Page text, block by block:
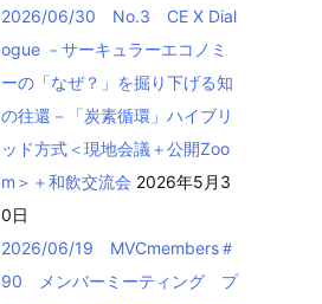
2026/06/30 No.3 CE X Dial
ogue －サーキュラーエコノミ
ーの「なぜ？」を掘り下げる知
の往還－「炭素循環」ハイブリ
ッド方式＜現地会議＋公開Zoo
m＞＋和飲交流会 2026年5月3
0日
2026/06/19 MVCmembers＃
90 メンバーミーティング プ